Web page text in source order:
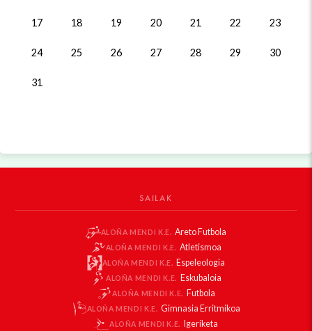
17 18 19 20 21 22 23
24 25 26 27 28 29 30
31
SAILAK
ALOÑA MENDI K.E. Areto Futbola
ALOÑA MENDI K.E. Atletismoa
ALOÑA MENDI K.E. Espeleologia
ALOÑA MENDI K.E. Eskubaloia
ALOÑA MENDI K.E. Futbola
ALOÑA MENDI K.E. Gimnasia Erritmikoa
ALOÑA MENDI K.E. Igeriketa